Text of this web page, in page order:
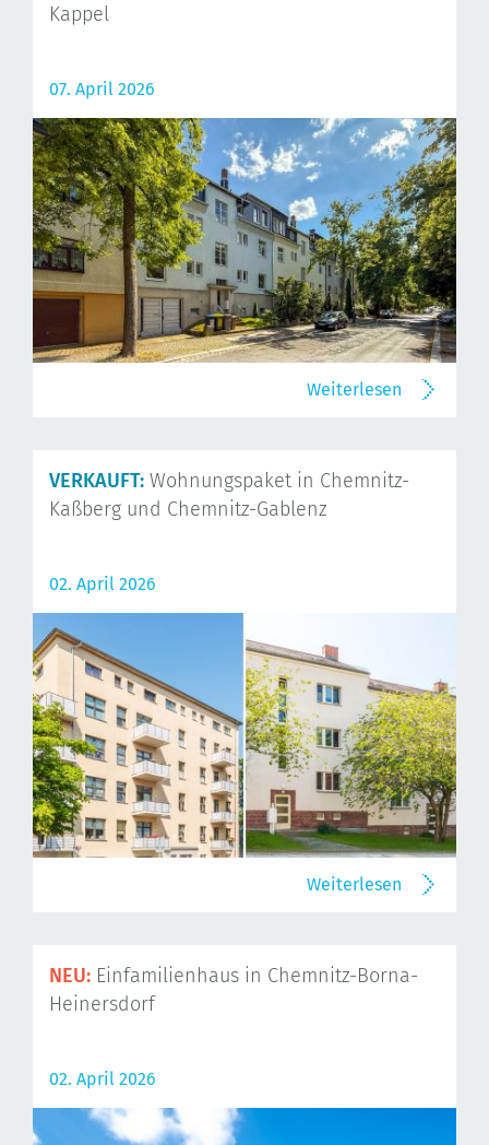
Kappel
07. April 2026
Weiterlesen
VERKAUFT: Wohnungspaket in Chemnitz-
Kaßberg und Chemnitz-Gablenz
02. April 2026
Weiterlesen
NEU: Einfamilienhaus in Chemnitz-Borna-
Heinersdorf
02. April 2026